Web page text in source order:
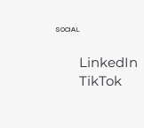
SOCIAL
LinkedIn
TikTok